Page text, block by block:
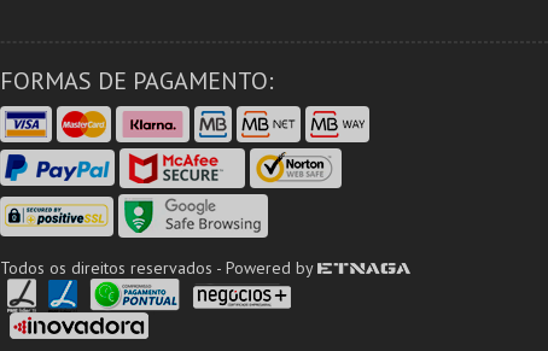
FORMAS DE PAGAMENTO:
Todos os direitos reservados - Powered by